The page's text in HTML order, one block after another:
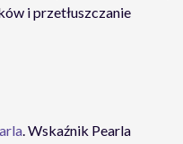
i przetłuszczanie
. Wskaźnik Pearla